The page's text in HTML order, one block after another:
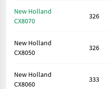
New Holland
CX8070
326
New Holland
CX8050
326
New Holland
CX8060
333